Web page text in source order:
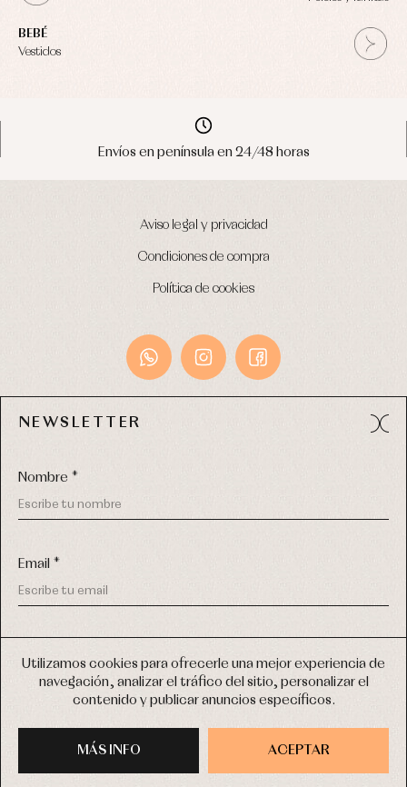
Utilizamos cookies para ofrecerle una mejor experiencia de
navegación, analizar el tráfico del sitio, personalizar el
contenido y publicar anuncios específicos.
ACEPTAR
MÁS INFO
BEBÉ
Vestidos
Envíos en península en 24/48 horas
Aviso legal y privacidad
Condiciones de compra
Política de cookies
Avda. Príncipe de Asturias, 13 - Bajo.
COPYRIGHT © 2026 PRIMER BEBÉ.
TODOS LOS DERECHOS RESERVADOS
NEWSLETTER
Nombre *
Email *
mis datos personales explicada en laPolítica de privacidad
(*) Quiero recibir novedades y comunicaciones comerciales
personalizadas de Primer Bebé a través del email